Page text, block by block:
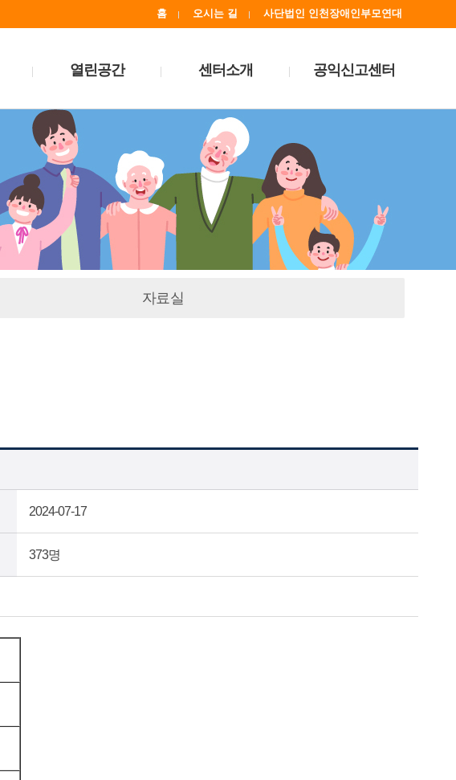
사단법인 인천장애인부모연대
오시는 길
홈
열린공간 센터소개 공익신고센터
자료실
2024-07-17
373명